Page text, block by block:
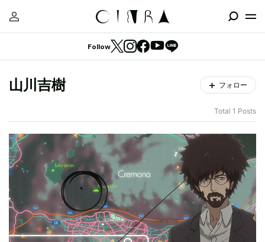
Follow
山川吉樹 フォロー
Total 1 Posts